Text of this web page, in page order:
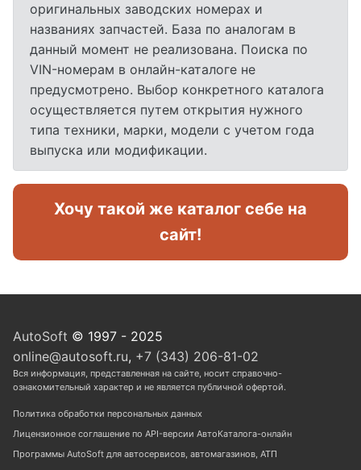
оригинальных заводских номерах и
названиях запчастей. База по аналогам в
данный момент не реализована. Поиска по
VIN-номерам в онлайн-каталоге не
предусмотрено. Выбор конкретного каталога
осуществляется путем открытия нужного
типа техники, марки, модели с учетом года
выпуска или модификации.
Хочу такой же каталог себе на
сайт!
AutoSoft © 1997 - 2025
online@autosoft.ru, +7 (343) 206-81-02
Вся информация, представленная на сайте, носит справочно-
ознакомительный характер и не является публичной офертой.
Политика обработки персональных данных
Лицензионное соглашение по API-версии АвтоКаталога-онлайн
Программы AutoSoft для автосервисов, автомагазинов, АТП